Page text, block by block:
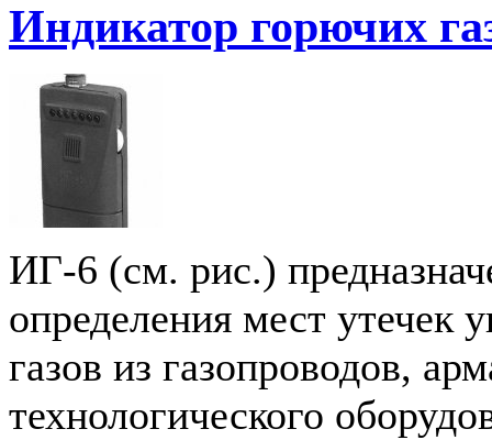
Индикатор горючих
ИГ-6 (см. рис.)
определения мест утечек
газов из газопроводов,
технологического